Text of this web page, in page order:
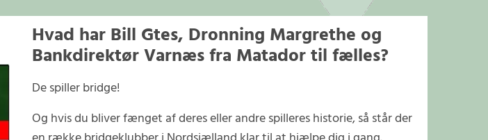
Hvad har Bill Gtes, Dronning Margrethe og
Bankdirektør Varnæs fra Matador til fælles?
De spiller bridge!
Og hvis du bliver fænget af deres eller andre spilleres historie, så står der